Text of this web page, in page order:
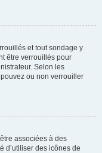
et tout sondage y
être verrouillés pour
Selon les
ou non verrouiller
associées à des
d’utiliser des icônes de